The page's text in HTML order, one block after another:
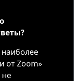
от Zoom»
не